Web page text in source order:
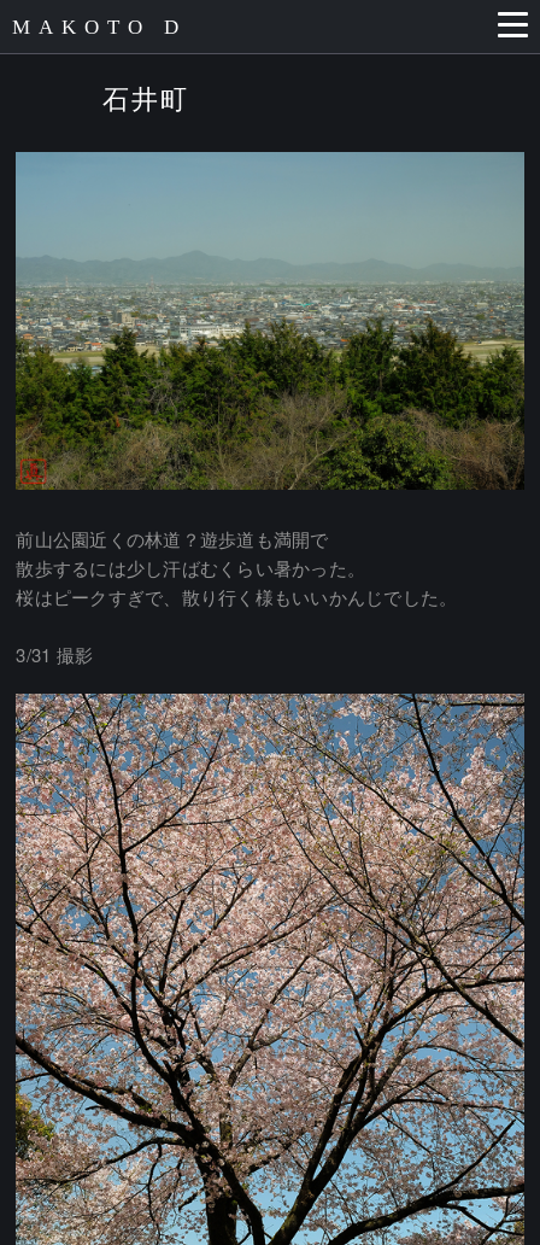
MAKOTO D
石井町
前山公園近くの林道？遊歩道も満開で
散歩するには少し汗ばむくらい暑かった。
桜はピークすぎで、散り行く様もいいかんじでした。
3/31 撮影